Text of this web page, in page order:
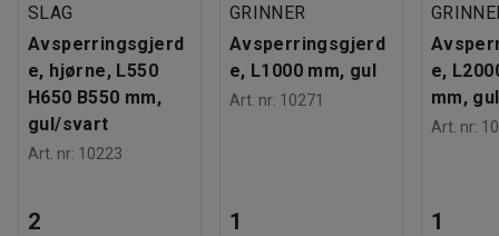
SLAG
Avsperringsgjerd
e, hjørne, L550
H650 B550 mm,
gul/svart
Art. nr: 10223
2
GRINNER
Avsperringsgjerd
e, L1000 mm, gul
Art. nr: 10271
1
e,
mm, gul
Art. nr:
1